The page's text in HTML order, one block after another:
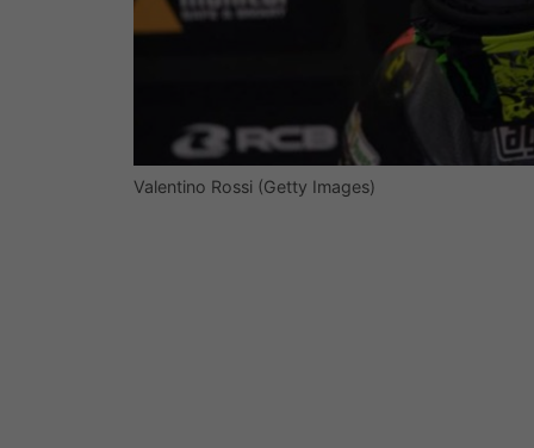
Valentino Rossi (Getty Images)